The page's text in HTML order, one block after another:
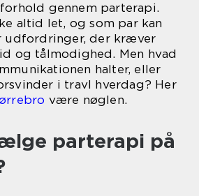
gennem parterapi.
altid let, og som par kan
udfordringer, der kræver
og tålmodighed. Men hvad
halter, eller
i travl hverdag? Her
være nøglen.
parterapi på